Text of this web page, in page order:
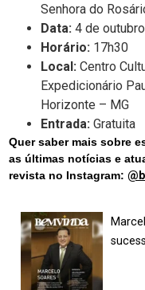
Senhora do
Data: 4 de
Horário: 17h30
Local: Centro
Expedicionário
Horizonte – MG
Entrada: Gratuita
Quer saber mais sobre
as últimas notícias e
revista no Instagram: